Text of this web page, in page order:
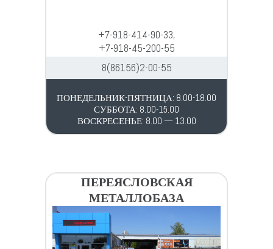
+7-918-414-90-33,
+7-918-45-200-55
8(86156)2-00-55
ПОНЕДЕЛЬНИК-ПЯТНИЦА: 8.00-18.00
СУББОТА: 8.00-15.00
ВОСКРЕСЕНЬЕ: 8.00 — 13.00
ПЕРЕЯСЛОВСКАЯ
МЕТАЛЛОБАЗА